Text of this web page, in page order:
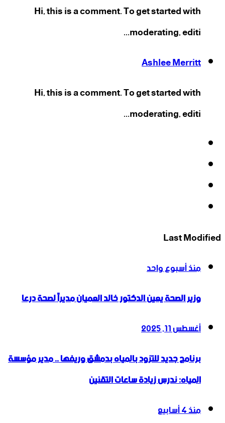
Hi, this is a comment. To get started with
moderating, editi...
Ashlee Merritt
Hi, this is a comment. To get started with
moderating, editi...
Last Modified
منذ أسبوع واحد
وزير الصحة يعين الدكتور خالد العميان مديراً لصحة درعا
أغسطس 11, 2025
برنامج جديد للتزود بالمياه بدمشق وريفها .. مدير مؤسسة
المياه: ندرس زيادة ساعات التقنين
منذ 4 أسابيع